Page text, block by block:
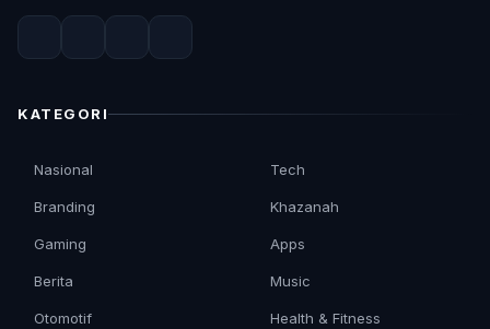
KATEGORI
Nasional
Branding
Gaming
Berita
Otomotif
Tech
Khazanah
Apps
Music
Health & Fitness